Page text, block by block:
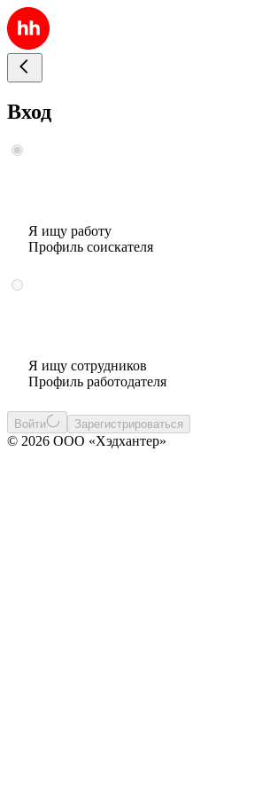
Вход
Я ищу работу
Профиль соискателя
Я ищу сотрудников
Профиль работодателя
Войти Зарегистрироваться
© 2026 ООО «Хэдхантер»